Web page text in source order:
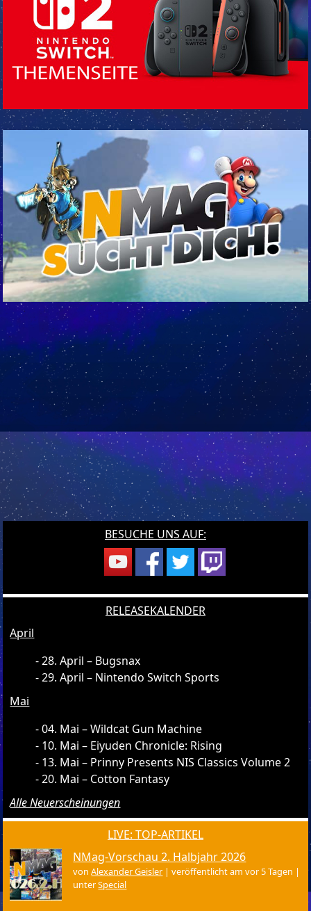
BESUCHE UNS AUF:
RELEASEKALENDER
April
28. April – Bugsnax
29. April – Nintendo Switch Sports
Mai
04. Mai – Wildcat Gun Machine
10. Mai – Eiyuden Chronicle: Rising
13. Mai – Prinny Presents NIS Classics Volume 2
20. Mai – Cotton Fantasy
Alle Neuerscheinungen
LIVE: TOP-ARTIKEL
NMag-Vorschau 2. Halbjahr 2026
vonAlexander Geisler |veröffentlicht am vor 5 Tagen |
unterSpecial